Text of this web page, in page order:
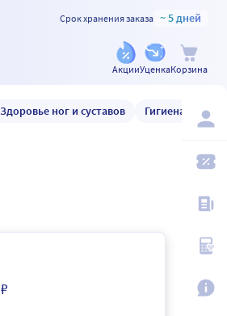
Срок хранения заказа ~ 5 дней
АкцииУценкаКорзина
Здоровье ног и суставов Гигиена и уход
₽